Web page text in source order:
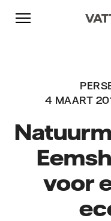
Naar content
Naar hoofdnavigatie
Ga naar footer
4 MAART
voor
Naar hoofdnavigatie